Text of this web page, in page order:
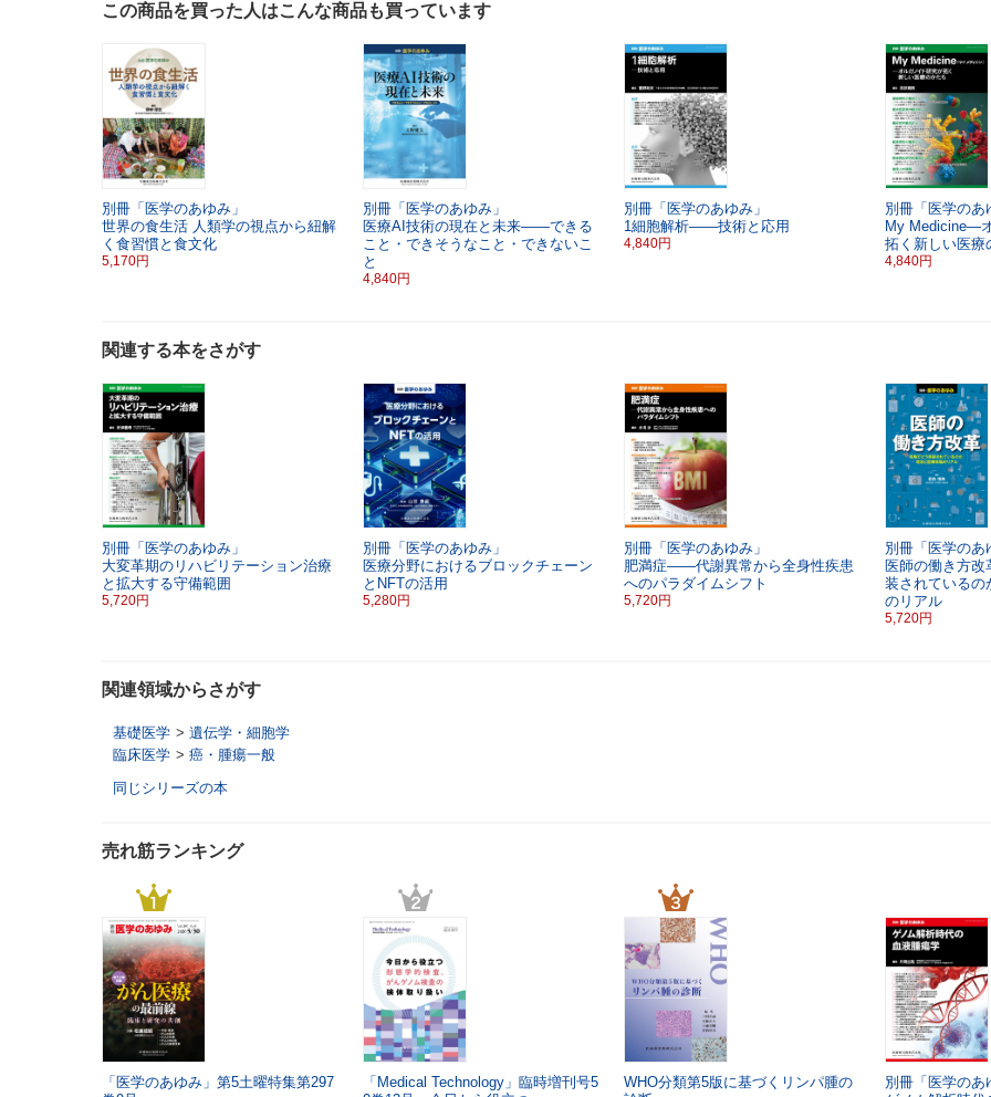
この商品を買った人はこんな商品も買っています
別冊「医学のあゆみ」
世界の食生活 人類学の視点から紐解
く食習慣と食文化
5,170円
別冊「医学のあゆみ」
医療AI技術の現在と未来――できる
こと・できそうなこと・できないこ
と
4,840円
別冊「医学のあゆみ」
1細胞解析――技術と応用
4,840円
別冊「医学のあ
My Medicine―
拓く新しい医療
4,840円
関連する本をさがす
別冊「医学のあゆみ」
大変革期のリハビリテーション治療
と拡大する守備範囲
5,720円
別冊「医学のあゆみ」
医療分野におけるブロックチェーン
とNFTの活用
5,280円
別冊「医学のあゆみ」
肥満症――代謝異常から全身性疾患
へのパラダイムシフト
5,720円
別冊「医学のあ
医師の働き方
装されているの
のリアル
5,720円
関連領域からさがす
基礎医学 > 遺伝学・細胞学
臨床医学 > 癌・腫瘍一般
同じシリーズの本
売れ筋ランキング
「医学のあゆみ」第5土曜特集第297
「Medical Technology」臨時増刊号5
WHO分類第5版に基づくリンパ腫の
別冊「医学のあ